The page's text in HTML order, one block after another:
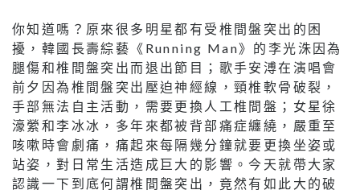
你知道嗎？原來很多明星都有受椎間盤突出的困
擾，韓國長壽綜藝《Running Man》的李光洙因為
腿傷和椎間盤突出而退出節目；歌手安溥在演唱會
前夕因為椎間盤突出壓迫神經線，頸椎軟骨破裂，
手部無法自主活動，需要更換人工椎間盤；女星徐
濠縈和李冰冰，多年來都被背部痛症纏繞，嚴重至
咳嗽時會劇痛，痛起來每隔幾分鐘就要更換坐姿或
站姿，對日常生活造成巨大的影響。今天就帶大家
認識一下到底何謂椎間盤突出，竟然有如此大的破